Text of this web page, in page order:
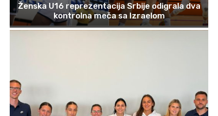
Ženska U16 reprezentacija Srbije odigrala dva
kontrolna meča sa Izraelom